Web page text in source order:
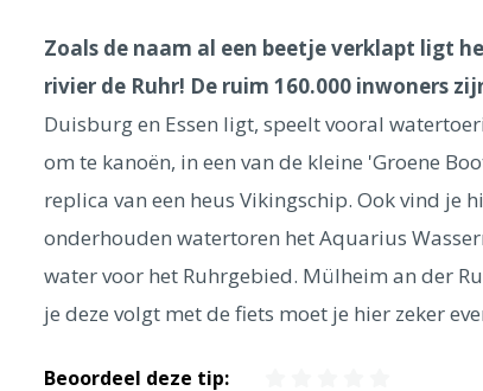
Zoals de naam al een beetje verklapt ligt
rivier de Ruhr! De ruim 160.000 inwoners
Duisburg en Essen ligt, speelt vooral
om te kanoën, in een van de kleine 'Groene
replica van een heus Vikingschip. Ook vind je
onderhouden watertoren het Aquarius
water voor het Ruhrgebied. Mülheim an der
je deze volgt met de fiets moet je hier zeker
Beoordeel deze tip: